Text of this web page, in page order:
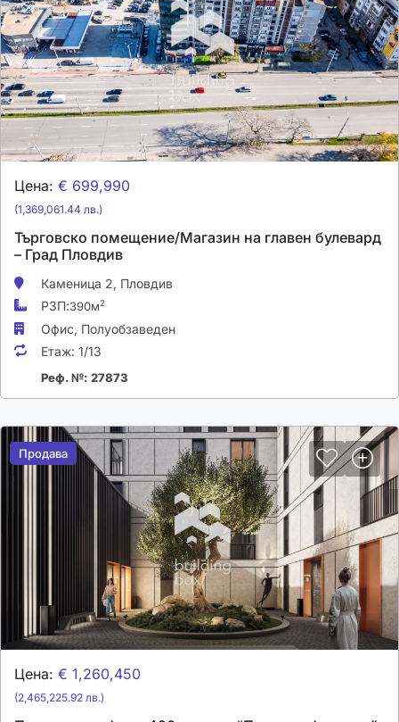
Цена: € 699,990
(1,369,061.44 лв.)
Търговско помещение/Магазин на главен булевард
– Град Пловдив
Каменица 2, Пловдив
РЗП:390м2
Офис, Полуобзаведен
Етаж: 1/13
Реф. №: 27873
Продава
Продава
Цена: € 1,260,450
(2,465,225.92 лв.)